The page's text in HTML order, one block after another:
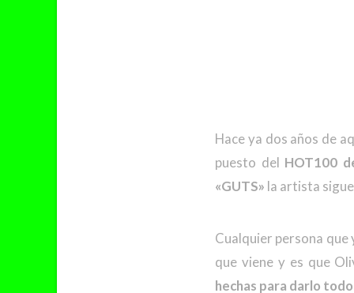
Hace ya dos años de
puesto del HOT100
«GUTS» la artista
Cualquier persona que
que viene y es que
hechas para darlo